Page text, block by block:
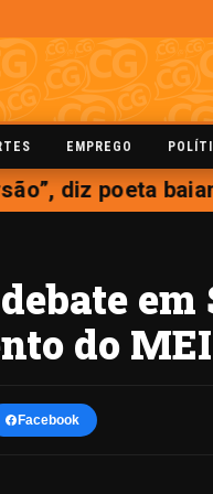
EMPREGO
diz poeta
do MEI
Facebook